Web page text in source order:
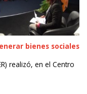
bienes sociales
realizó, en el Centro